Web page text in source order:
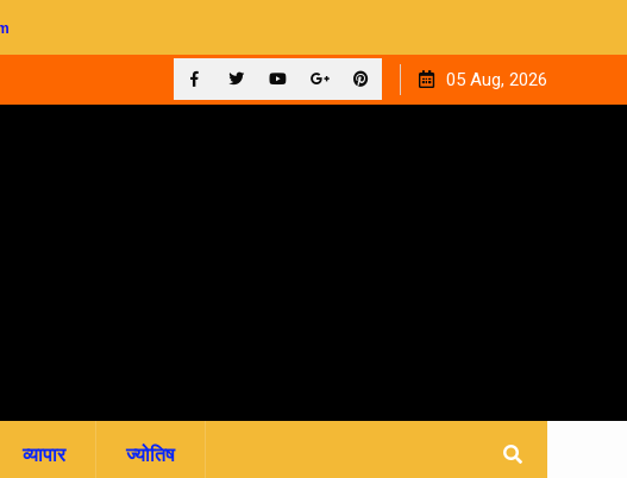
देहरादून: मां ने 15 वर्षीय बेटी का किया सौदा, अपहरण की झूठी कहानी
रची.. 4 आरोपी गिरफ्तार
05 Aug, 2026
व्यापार ज्योतिष